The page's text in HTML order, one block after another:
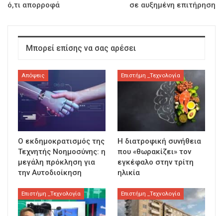
ό,τι απορροφά
σε αυξημένη επιτήρηση
Μπορεί επίσης να σας αρέσει
Απόψεις
Ο εκδημοκρατισμός της
Τεχνητής Νοημοσύνης: η
μεγάλη πρόκληση για
την Αυτοδιοίκηση
Επιστήμη _Τεχνολογία
Η διατροφική συνήθεια
που «θωρακίζει» τον
εγκέφαλο στην τρίτη
ηλικία
Επιστήμη _Τεχνολογία Επιστήμη _Τεχνολογία